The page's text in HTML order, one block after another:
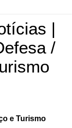
|
/
e Turismo